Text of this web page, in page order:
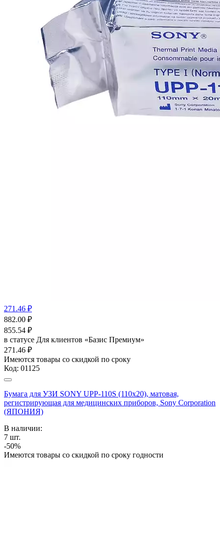
271.46 ₽
882.00 ₽
855.54 ₽
в статусе Для клиентов «Базис Премиум»
271.46 ₽
Имеются товары со скидкой по сроку
Код: 01125
Бумага для УЗИ SONY UPP-110S (110х20), матовая,
регистрирующая для медицинских приборов, Sony Corporation
(ЯПОНИЯ)
В наличии:
7 шт.
-50%
Имеются товары со скидкой по сроку годности